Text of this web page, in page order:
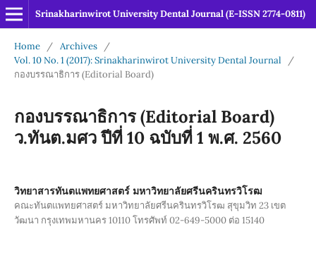
Srinakharinwirot University Dental Journal (E-ISSN 2774-0811)
Home / Archives
/
Vol. 10 No. 1 (2017): Srinakharinwirot University Dental Journal
/
กองบรรณาธิการ (Editorial Board)
กองบรรณาธิการ (Editorial Board)
ว.ทันต.มศว ปีที่ 10 ฉบับที่ 1 พ.ศ. 2560
วิทยาสารทันตแพทยศาสตร์ มหาวิทยาลัยศรีนครินทรวิโรฒ
คณะทันตแพทยศาสตร์ มหาวิทยาลัยศรีนครินทรวิโรฒ สุขุมวิท 23 เขต
วัฒนา กรุงเทพมหานคร 10110 โทรศัพท์ 02-649-5000 ต่อ 15140